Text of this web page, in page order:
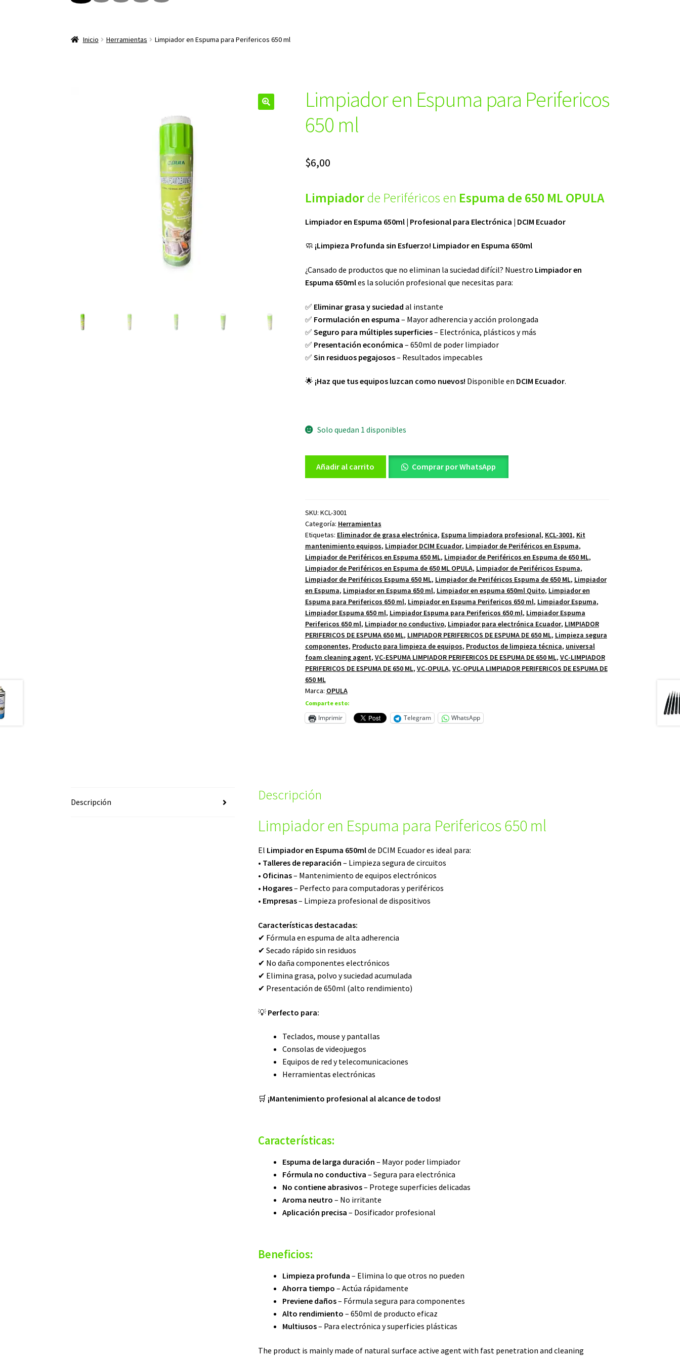
Inicio Herramientas Limpiador en Espuma para Perifericos 650 ml
Limpiador en Espuma para Perifericos
650 ml
$6,00
Limpiadorde Periféricos en Espuma de 650 ML OPULA
Limpiador en Espuma 650ml | Profesional para Electrónica | DCIM Ecuador
🧼 ¡Limpieza Profunda sin Esfuerzo! Limpiador en Espuma 650ml
¿Cansado de productos que no eliminan la suciedad difícil? Nuestro Limpiador en
Espuma 650mles la solución profesional que necesitas para:
✅ Eliminar grasa y suciedad al instante
✅ Formulación en espuma – Mayor adherencia y acción prolongada
✅ Seguro para múltiples superficies– Electrónica, plásticos y más
✅ Presentación económica – 650ml de poder limpiador
✅ Sin residuos pegajosos– Resultados impecables
🌟 ¡Haz que tus equipos luzcan como nuevos! Disponible en DCIM Ecuador.
Solo quedan 1 disponibles
Perifericos
650
ml
cantidad
Añadir al carrito Comprar por WhatsApp
SKU: KCL-3001
Categoría: Herramientas
Etiquetas: Eliminador de grasa electrónica, Espuma limpiadora profesional, KCL-3001, Kit
mantenimiento equipos, Limpiador DCIM Ecuador, Limpiador de Periféricos en Espuma,
Limpiador de Periféricos en Espuma 650 ML, Limpiador de Periféricos en Espuma de 650 ML,
Limpiador de Periféricos en Espuma de 650 ML OPULA, Limpiador de Periféricos Espuma,
Limpiador de Periféricos Espuma 650 ML, Limpiador de Periféricos Espuma de 650 ML, Limpiador
en Espuma, Limpiador en Espuma 650 ml, Limpiador en espuma 650ml Quito, Limpiador en
Espuma para Perifericos 650 ml, Limpiador en Espuma Perifericos 650 ml, Limpiador Espuma,
Limpiador Espuma 650 ml, Limpiador Espuma para Perifericos 650 ml, Limpiador Espuma
Perifericos 650 ml, Limpiador no conductivo, Limpiador para electrónica Ecuador, LIMPIADOR
PERIFERICOS DE ESPUMA 650 ML, LIMPIADOR PERIFERICOS DE ESPUMA DE 650 ML, Limpieza segura
componentes, Producto para limpieza de equipos, Productos de limpieza técnica, universal
foam cleaning agent, VC-ESPUMA LIMPIADOR PERIFERICOS DE ESPUMA DE 650 ML, VC-LIMPIADOR
PERIFERICOS DE ESPUMA DE 650 ML, VC-OPULA, VC-OPULA LIMPIADOR PERIFERICOS DE ESPUMA DE
650 ML
Marca: OPULA
Comparte esto:
Imprimir Telegram WhatsApp
Descripción Descripción
Limpiador en Espuma para Perifericos 650 ml
El Limpiador en Espuma 650mlde DCIM Ecuador es ideal para:
• Talleres de reparación – Limpieza segura de circuitos
• Oficinas– Mantenimiento de equipos electrónicos
• Hogares– Perfecto para computadoras y periféricos
• Empresas– Limpieza profesional de dispositivos
Características destacadas:
✔ Fórmula en espuma de alta adherencia
✔ Secado rápido sin residuos
✔ No daña componentes electrónicos
✔ Elimina grasa, polvo y suciedad acumulada
✔ Presentación de 650ml (alto rendimiento)
💡 Perfecto para:
Teclados, mouse y pantallas
Consolas de videojuegos
Equipos de red y telecomunicaciones
Herramientas electrónicas
🛒 ¡Mantenimiento profesional al alcance de todos!
Características:
Espuma de larga duración – Mayor poder limpiador
Fórmula no conductiva – Segura para electrónica
No contiene abrasivos– Protege superficies delicadas
Aroma neutro – No irritante
Aplicación precisa – Dosificador profesional
Beneficios:
Limpieza profunda – Elimina lo que otros no pueden
Ahorra tiempo – Actúa rápidamente
Previene daños– Fórmula segura para componentes
Alto rendimiento – 650ml de producto eficaz
Multiusos– Para electrónica y superficies plásticas
The product is mainly made of natural surface active agent with fast penetration and cleaning